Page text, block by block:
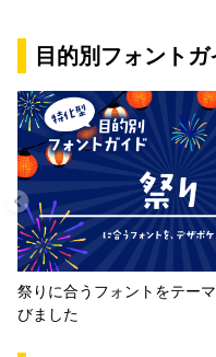
目的別フォントガ
祭りに合うフォントをテー
びました